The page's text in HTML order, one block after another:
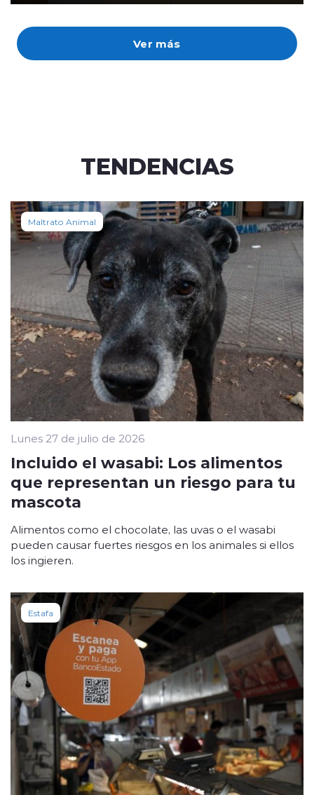
Ver más
TENDENCIAS
Maltrato Animal
Lunes 27 de julio de 2026
Incluido el wasabi: Los alimentos
que representan un riesgo para tu
mascota
Alimentos como el chocolate, las uvas o el wasabi
pueden causar fuertes riesgos en los animales si ellos
los ingieren.
Estafa